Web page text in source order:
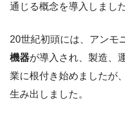
通じる概念を導入しました
20世紀初頭には、アンモ
機器が導入され、製造、
業に根付き始めましたが
生み出しました。